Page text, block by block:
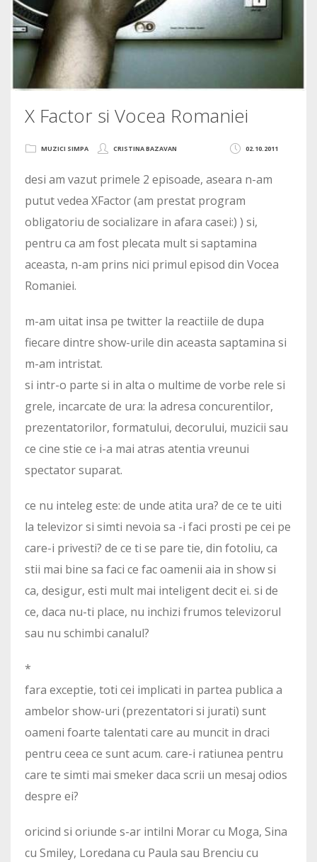
X Factor si Vocea Romaniei
02.10.2011
MUZICI SIMPA CRISTINA BAZAVAN
desi am vazut primele 2 episoade, aseara n-am
putut vedea XFactor (am prestat program
obligatoriu de socializare in afara casei:) ) si,
pentru ca am fost plecata mult si saptamina
aceasta, n-am prins nici primul episod din Vocea
Romaniei.
m-am uitat insa pe twitter la reactiile de dupa
fiecare dintre show-urile din aceasta saptamina si
m-am intristat.
si intr-o parte si in alta o multime de vorbe rele si
grele, incarcate de ura: la adresa concurentilor,
prezentatorilor, formatului, decorului, muzicii sau
ce cine stie ce i-a mai atras atentia vreunui
spectator suparat.
ce nu inteleg este: de unde atita ura? de ce te uiti
la televizor si simti nevoia sa -i faci prosti pe cei pe
care-i privesti? de ce ti se pare tie, din fotoliu, ca
stii mai bine sa faci ce fac oamenii aia in show si
ca, desigur, esti mult mai inteligent decit ei. si de
ce, daca nu-ti place, nu inchizi frumos televizorul
sau nu schimbi canalul?
*
fara exceptie, toti cei implicati in partea publica a
ambelor show-uri (prezentatori si jurati) sunt
oameni foarte talentati care au muncit in draci
pentru ceea ce sunt acum. care-i ratiunea pentru
care te simti mai smeker daca scrii un mesaj odios
despre ei?
oricind si oriunde s-ar intilni Morar cu Moga, Sina
cu Smiley, Loredana cu Paula sau Brenciu cu